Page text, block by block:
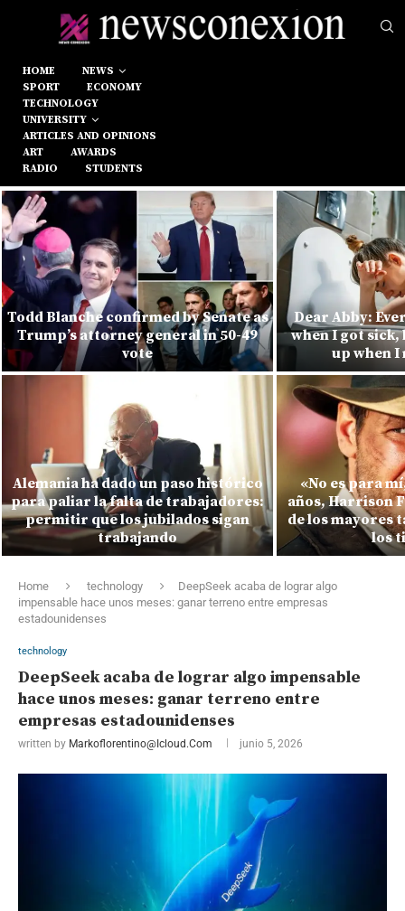
HOME
NEWS
SPORT
ECONOMY
TECHNOLOGY
UNIVERSITY
ARTICLES AND OPINIONS
ART
AWARDS
RADIO
STUDENTS
Todd Blanche confirmed by Senate as
Trump’s attorney general in 50-49
vote
Alemania ha dado un paso histórico
para paliar la falta de trabajadores:
permitir que los jubilados sigan
trabajando
Dear Abby:
when I got sick,
up when I
«No es para
años, Harrison
de los mayores
los
Home technology
DeepSeek acaba de lograr algo
impensable hace unos meses: ganar terreno entre empresas
estadounidenses
technology
DeepSeek acaba de lograr algo impensable
hace unos meses: ganar terreno entre
empresas estadounidenses
written by Markoflorentino@icloud.com junio 5, 2026